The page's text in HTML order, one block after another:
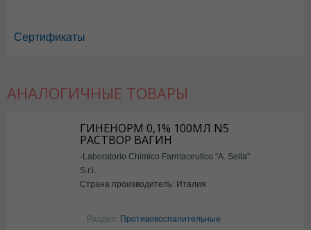
Ибупрофен в Астане, Ибупрофен в Уральске, Ибупрофен в Актау
Ибупрофен в Шымкенте
Ибупрофен в Караганде
Сертификаты
АНАЛОГИЧНЫЕ ТОВАРЫ
ГИНЕНОРМ 0,1% 100МЛ N5
РАСТВОР ВАГИН
-Laboratorio Chimico Farmaceutico “A. Sella”
S.r.l.
Страна производитель: Италия
Раздел: Противовоспалительные